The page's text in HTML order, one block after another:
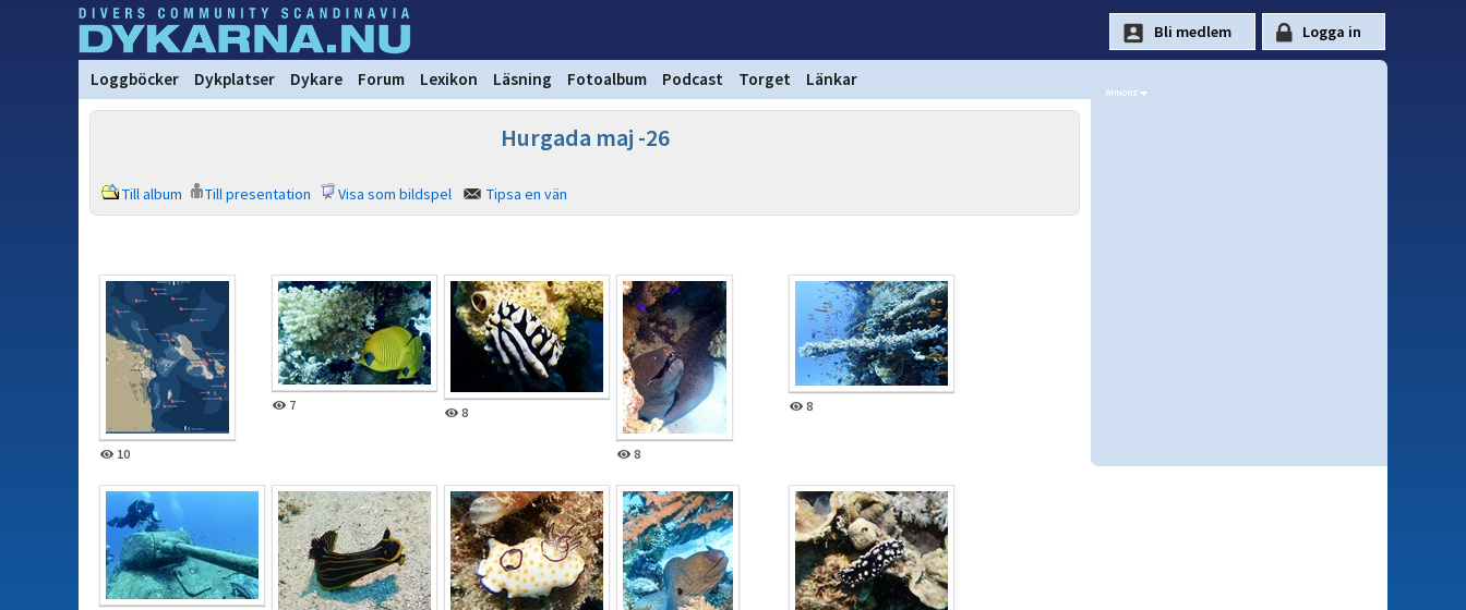
Loggböcker Dykplatser Dykare Forum Lexikon Läsning Fotoalbum Podcast Torget Länkar
Hurgada maj -26
Till album Till presentation Visa som bildspel Tipsa en vän
10
7 8
8
8